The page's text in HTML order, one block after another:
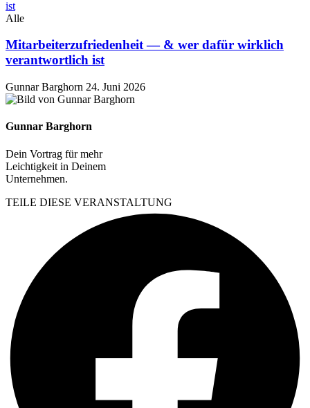
Alle
Mitarbeiterzufriedenheit — & wer dafür wirklich
verantwortlich ist
Gunnar Barghorn 24. Juni 2026
Gunnar Barghorn
Dein Vortrag für mehr
Leichtigkeit in Deinem
Unternehmen.
TEILE DIESE VERANSTALTUNG